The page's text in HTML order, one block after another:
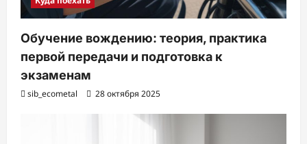
Обучение вождению: теория, практика
первой передачи и подготовка к
экзаменам
sib_ecometal 28 октября 2025